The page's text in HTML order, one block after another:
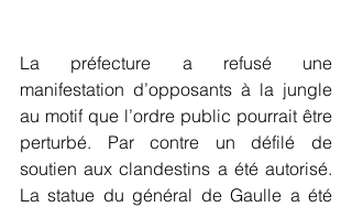
La préfecture a refusé une
manifestation d’opposants à la jungle
au motif que l’ordre public pourrait être
perturbé. Par contre un défilé de
soutien aux clandestins a été autorisé.
La statue du général de Gaulle a été